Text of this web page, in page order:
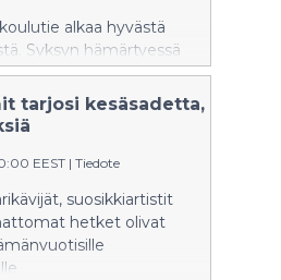
alkaa hyvästä
Syksyn hämärtyessä
liikenteessä
jakaa pikkukoululaisille
turvallisempien
tueksi.
tarjosi kesäsadetta,
EEST | Tiedote
suosikkiartistit
hetket olivat